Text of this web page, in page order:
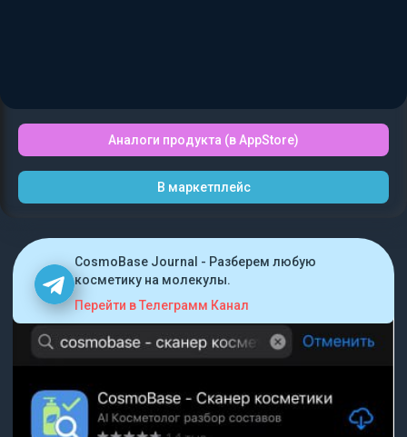
Аналоги продукта (в AppStore)
В маркетплейс
CosmoBase Journal - Разберем любую
косметику на молекулы.
Перейти в Телеграмм Канал